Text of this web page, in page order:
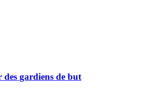
des gardiens de but